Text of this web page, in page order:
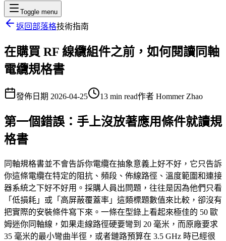
Toggle menu
返回部落格技術指南
在購買 RF 線纜組件之前，如何閱讀同軸
電纜規格書
發佈日期 2026-04-25 13 min read作者 Hommer Zhao
第一個錯誤：手上沒放著應用條件就讀規
格書
同軸規格書並不會告訴你電纜在抽象意義上好不好，它只告訴
你這條電纜在特定的阻抗、頻段、佈線路徑、溫度範圍和連接
器系統之下好不好用。採購人員出問題，往往是因為他們只看
「低損耗」或「高屏蔽覆蓋率」這類標題數值來比較，卻沒有
把實際的安裝條件寫下來。一條在型錄上看起來極佳的 50 歐
姆迷你同軸線，如果走線路徑硬要彎到 20 毫米，而原廠要求
35 毫米的最小彎曲半徑，或者鏈路預算在 3.5 GHz 時已經很